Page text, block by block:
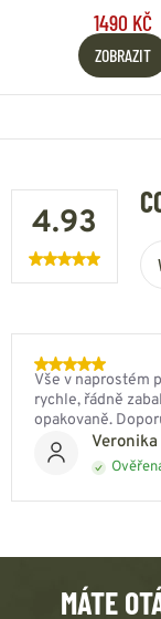
1490 KČ
ZOBRAZIT
4.93
Veronika
Vše v naprostém
rychle, řádně
opakovaně.
MÁTE